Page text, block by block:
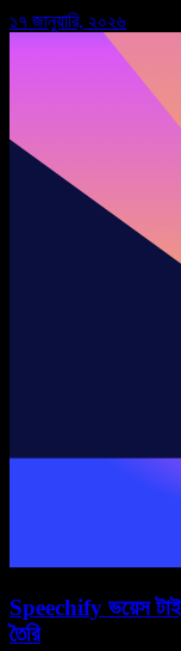
১৭ জানুয়ারি, ২০২৬
Speechify ভয়েস
তৈরি